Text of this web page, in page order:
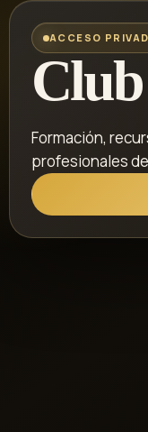
ACCESO
Formación,
profesionales